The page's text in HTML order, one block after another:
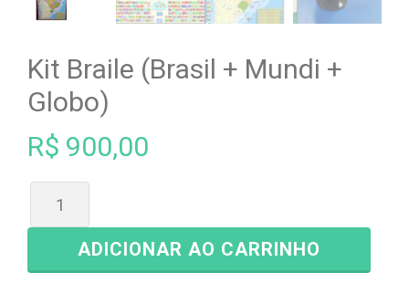
Kit Braile (Brasil + Mundi +
Globo)
R$ 900,00
ADICIONAR AO CARRINHO